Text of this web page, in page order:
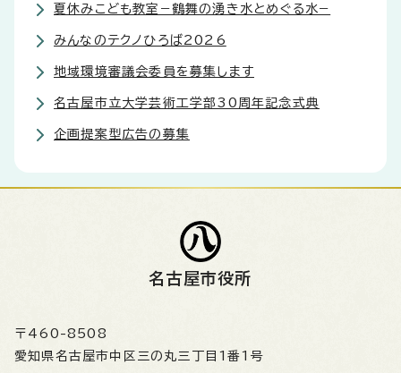
夏休みこども教室−鶴舞の湧き水とめぐる水−
みんなのテクノひろば2026
地域環境審議会委員を募集します
名古屋市立大学芸術工学部30周年記念式典
企画提案型広告の募集
名古屋市役所
〒460-8508
愛知県名古屋市中区三の丸三丁目1番1号